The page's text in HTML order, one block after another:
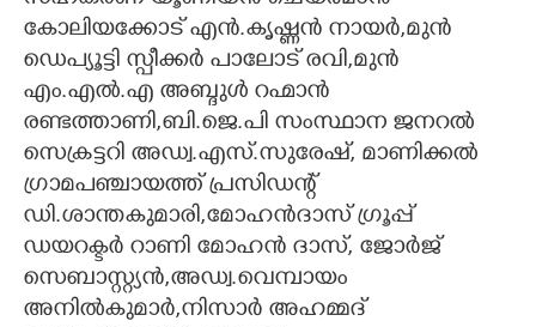
CONTACT US
കോലിയക്കോട് എൻ.കൃഷ്ണൻ നായർ,മുൻ
ഡെപ്യൂട്ടി സ്പീക്കർ പാലോട് രവി,മുൻ
എം.എൽ.എ അബ്ദുൾ റഹ്മാൻ
രണ്ടത്താണി,ബി.ജെ.പി സംസ്ഥാന ജനറൽ
സെക്രട്ടറി അഡ്വ.എസ്.സുരേഷ്, മാണിക്കൽ
ഗ്രാമപഞ്ചായത്ത് പ്രസിഡന്റ്
ഡി.ശാന്തകുമാരി,മോഹൻദാസ് ഗ്രൂപ്പ്
ഡയറക്ടർ റാണി മോഹൻ ദാസ്, ജോർജ്
സെബാസ്റ്റ്യൻ,അഡ്വ.വെമ്പായം
അനിൽകുമാർ,നിസാർ അഹമ്മദ്